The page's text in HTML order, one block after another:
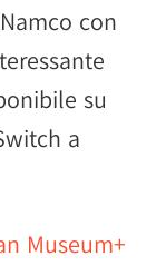
con
su
a
Museum+